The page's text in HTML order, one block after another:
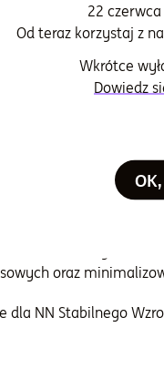
subfundusz NN
na tle grupy,
lat.
jest dla osób,
zgromadzone
instrumentów
w stosunku do
finansowych,
oraz
dla NN Stabilnego
22
Od teraz korzystaj z
Wkrótce
Dowiedz